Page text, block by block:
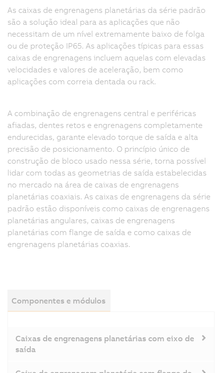
As caixas de engrenagens planetárias da série padrão
são a solução ideal para as aplicações que não
necessitam de um nível extremamente baixo de folga
ou de proteção IP65. As aplicações típicas para essas
caixas de engrenagens incluem aquelas com elevadas
velocidades e valores de aceleração, bem como
aplicações com correia dentada ou rack.
A combinação de engrenagens central e periféricas
afiadas, dentes retos e engrenagens completamente
endurecidas, garante elevado torque de saída e alta
precisão de posicionamento. O princípio único de
construção de bloco usado nessa série, torna possível
lidar com todas as geometrias de saída estabelecidas
no mercado na área de caixas de engrenagens
planetárias coaxiais. As caixas de engrenagens da série
padrão estão disponíveis como caixas de engrenagens
planetárias angulares, caixas de engrenagens
planetárias com flange de saída e como caixas de
engrenagens planetárias coaxias.
Componentes e módulos
Caixas de engrenagens planetárias com eixo de
saída